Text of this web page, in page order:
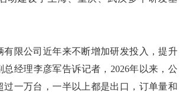
限公司近年来不断增加研发投入，提升
总经理李彦军告诉记者，2026年以来，公
过一万台，一半以上都是出口，订单量和